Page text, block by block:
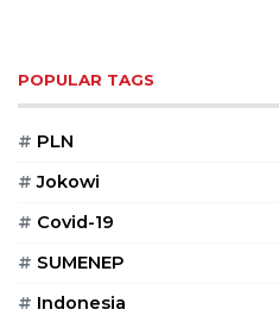
POPULAR TAGS
# PLN
# Jokowi
# Covid-19
# SUMENEP
# Indonesia